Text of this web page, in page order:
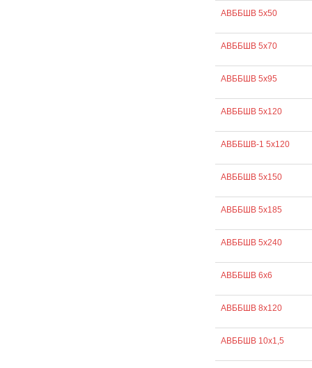
АВББШВ 5х50
АВББШВ 5х70
АВББШВ 5х95
АВББШВ 5х120
АВББШВ-1 5х120
АВББШВ 5х150
АВББШВ 5х185
АВББШВ 5х240
АВББШВ 6х6
АВББШВ 8х120
АВББШВ 10х1,5